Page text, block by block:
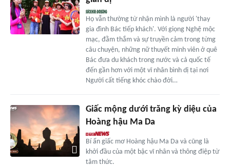
Họ vẫn thường từ nhận mình là người 'thay
gia đình Bác tiếp khách'. Với giọng Nghệ mộc
mạc, đằm thắm và sự truyền cảm trong từng
câu chuyện, những nữ thuyết minh viên ở quê
Bác đưa du khách trong nước và cả quốc tế
đến gần hơn với một vĩ nhân bình dị tại nơi
Người cất tiếng khóc chào đời…
Giấc mộng dưới trăng kỳ diệu của
Hoàng hậu Ma Da
Bí ẩn giấc mơ Hoàng hậu Ma Da và cũng là
khởi đầu của một bậc vĩ nhân và thông điệp từ
tâm thức.